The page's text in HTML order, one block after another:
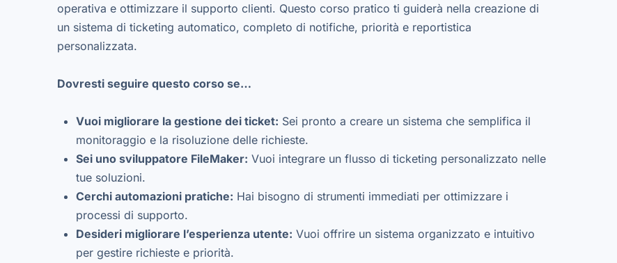
operativa e ottimizzare il supporto clienti. Questo corso pratico ti guiderà nella creazione di
un sistema di ticketing automatico, completo di notifiche, priorità e reportistica
personalizzata.
Dovresti seguire questo corso se…
Vuoi migliorare la gestione dei ticket: Sei pronto a creare un sistema che semplifica il
monitoraggio e la risoluzione delle richieste.
Sei uno sviluppatore FileMaker: Vuoi integrare un flusso di ticketing personalizzato nelle
tue soluzioni.
Cerchi automazioni pratiche: Hai bisogno di strumenti immediati per ottimizzare i
processi di supporto.
Desideri migliorare l’esperienza utente: Vuoi offrire un sistema organizzato e intuitivo
per gestire richieste e priorità.